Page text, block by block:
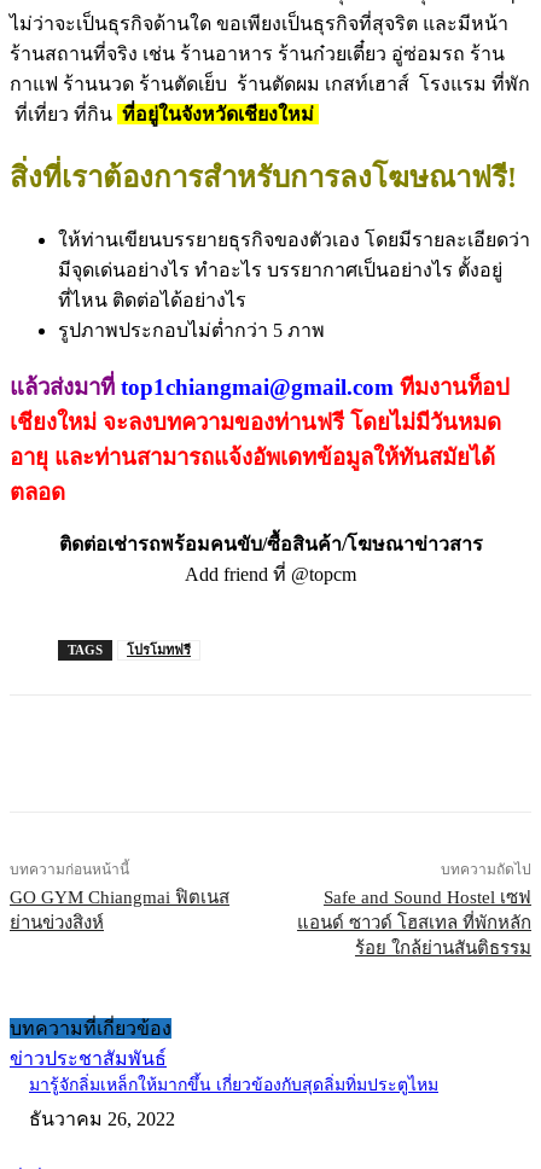
ไม่ว่าจะเป็นธุรกิจด้านใด ขอเพียงเป็นธุรกิจที่สุจริต และมีหน้า
ร้านสถานที่จริง เช่น ร้านอาหาร ร้านก๋วยเตี๋ยว อู่ซ่อมรถ ร้าน
กาแฟ ร้านนวด ร้านตัดเย็บ ร้านตัดผม เกสท์เฮาส์ โรงแรม ที่พัก
ที่เที่ยว ที่กิน ที่อยู่ในจังหวัดเชียงใหม่
สิ่งที่เราต้องการสำหรับการลงโฆษณาฟรี!
ให้ท่านเขียนบรรยายธุรกิจของตัวเอง โดยมีรายละเอียดว่า
มีจุดเด่นอย่างไร ทำอะไร บรรยากาศเป็นอย่างไร ตั้งอยู่
ที่ไหน ติดต่อได้อย่างไร
รูปภาพประกอบไม่ต่ำกว่า 5 ภาพ
แล้วส่งมาที่ top1chiangmai@gmail.com ทีมงานท็อป
เชียงใหม่ จะลงบทความของท่านฟรี โดยไม่มีวันหมด
อายุ และท่านสามารถแจ้งอัพเดทข้อมูลให้ทันสมัยได้
ตลอด
ติดต่อเช่ารถพร้อมคนขับ/ซื้อสินค้า/โฆษณาข่าวสาร
Add friend ที่ @topcm
TAGS โปรโมทฟรี
บทความก่อนหน้านี้
GO GYM Chiangmai ฟิตเนส
ย่านข่วงสิงห์
บทความถัดไป
Safe and Sound Hostel เซฟ
แอนด์ ซาวด์ โฮสเทล ที่พักหลัก
ร้อย ใกล้ย่านสันติธรรม
บทความที่เกี่ยวข้อง
ข่าวประชาสัมพันธ์
มารู้จักลิ่มเหล็กให้มากขึ้น เกี่ยวข้องกับสุดลิ่มทิ่มประตูไหม
ธันวาคม 26, 2022